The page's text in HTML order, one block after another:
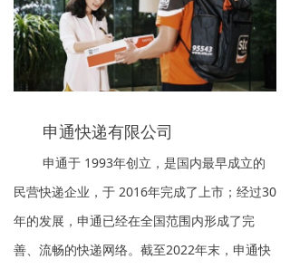
申通快递有限公司
申通于 1993年创立，是国内最早成立的
民营快递企业，于 2016年完成了上市；经过30
年的发展，申通已经在全国范围内形成了完
善、流畅的快递网络。截至2022年末，申通快